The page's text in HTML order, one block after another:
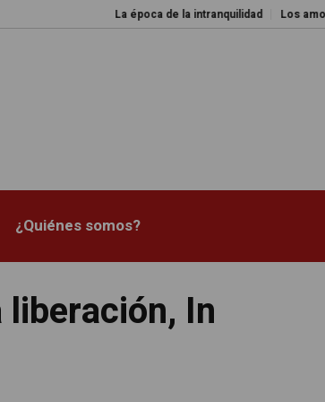
La época de la intranquilidad Los amos del mundo
¿Quiénes somos?
In